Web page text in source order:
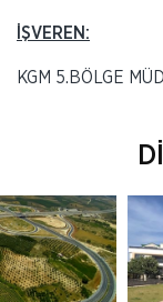
İŞVEREN:
KGM 5.BÖLGE